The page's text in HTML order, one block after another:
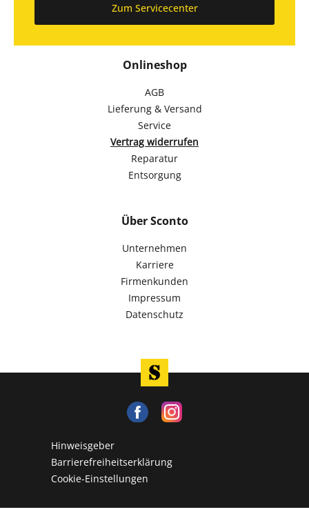
Onlineshop
AGB
Lieferung & Versand
Service
Vertrag widerrufen
Reparatur
Entsorgung
Über Sconto
Unternehmen
Karriere
Firmenkunden
Impressum
Datenschutz
Zum Servicecenter
Hinweisgeber
Barrierefreiheitserklärung
Cookie-Einstellungen